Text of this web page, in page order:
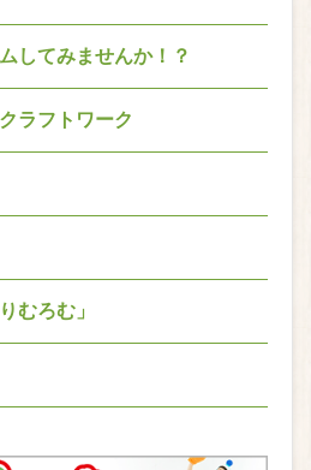
してみませんか！？
ラフトワーク
むろむ」